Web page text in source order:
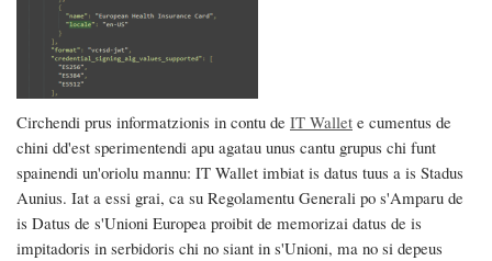
Circhendi prus informatzionis in contu de IT Wallet e cumentus de
chini dd'est sperimentendi apu agatau unus cantu grupus chi funt
spainendi un'oriolu mannu: IT Wallet imbiat is datus tuus a is Stadus
Aunius. Iat a essi grai, ca su Regolamentu Generali po s'Amparu de
is Datus de s'Unioni Europea proibit de memorizai datus de is
impitadoris in serbidoris chi no siant in s'Unioni, ma no si depeus